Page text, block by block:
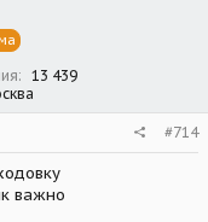
13 439
#714
важно